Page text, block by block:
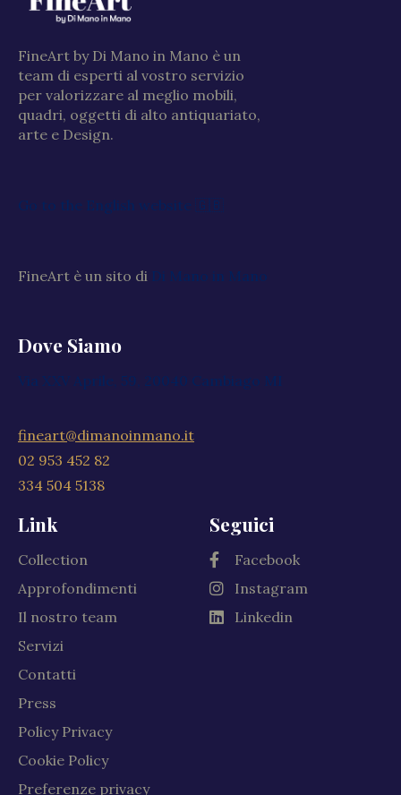
FineArt by Di Mano in Mano è un
team di esperti al vostro servizio
per valorizzare al meglio mobili,
quadri, oggetti di alto antiquariato,
arte e Design.
Go to the English website 🇬🇧
FineArt è un sito di Di Mano in Mano
Dove Siamo
Via XXV Aprile, 59, 20040 Cambiago MI
fineart@dimanoinmano.it
02 953 452 82
334 504 5138
Link
Collection
Approfondimenti
Il nostro team
Servizi
Contatti
Press
Policy Privacy
Cookie Policy
Preferenze privacy
Seguici
Facebook
Instagram
Linkedin